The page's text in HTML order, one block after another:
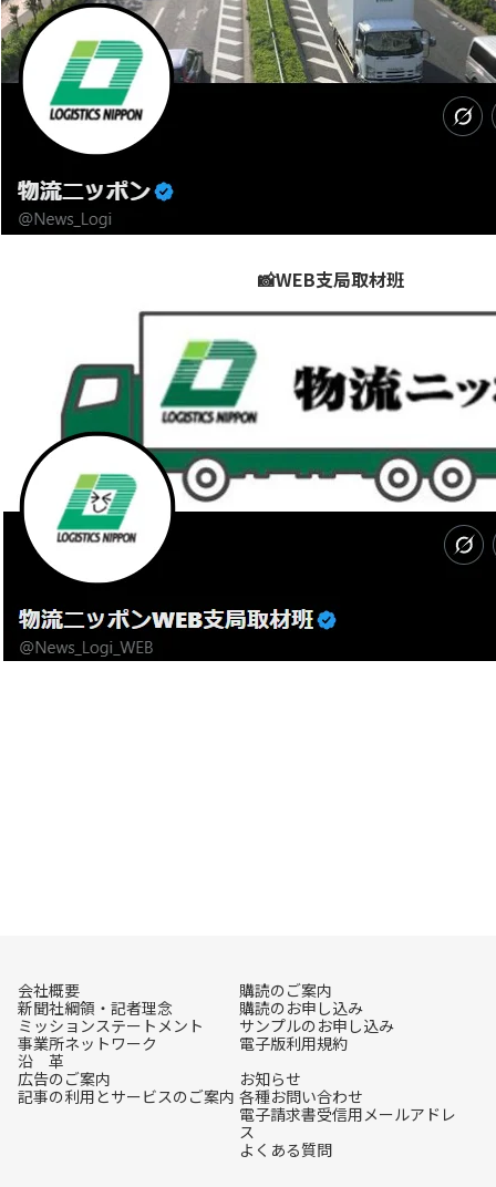
📸WEB支局取材班
会社概要
新聞社綱領・記者理念
ミッションステートメント
事業所ネットワーク
沿 革
購読のご案内
購読のお申し込み
サンプルのお申し込み
電子版利用規約
広告のご案内
記事の利用とサービスのご案内
お知らせ
各種お問い合わせ
電子請求書受信用メールアドレ
ス
よくある質問